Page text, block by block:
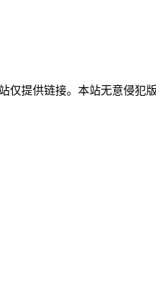
提供链接。本站无意侵犯